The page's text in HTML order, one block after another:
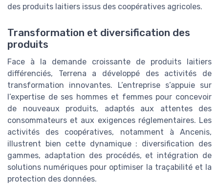
des produits laitiers issus des coopératives agricoles.
Transformation et diversification des
produits
Face à la demande croissante de produits laitiers
différenciés, Terrena a développé des activités de
transformation innovantes. L’entreprise s’appuie sur
l’expertise de ses hommes et femmes pour concevoir
de nouveaux produits, adaptés aux attentes des
consommateurs et aux exigences réglementaires. Les
activités des coopératives, notamment à Ancenis,
illustrent bien cette dynamique : diversification des
gammes, adaptation des procédés, et intégration de
solutions numériques pour optimiser la traçabilité et la
protection des données.